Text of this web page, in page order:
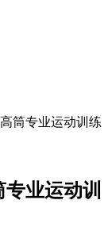
筒专业运动训练
业运动训